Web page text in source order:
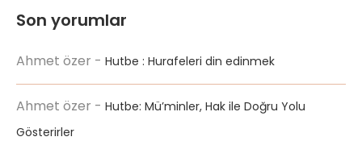
Son yorumlar
Ahmet özer - Hutbe : Hurafeleri din edinmek
Ahmet özer - Hutbe: Mü’minler, Hak ile Doğru Yolu
Gösterirler